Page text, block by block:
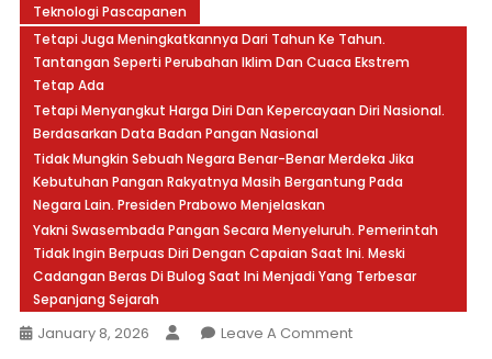
Teknologi Pascapanen
Tetapi Juga Meningkatkannya Dari Tahun Ke Tahun.
Tantangan Seperti Perubahan Iklim Dan Cuaca Ekstrem
Tetap Ada
Tetapi Menyangkut Harga Diri Dan Kepercayaan Diri Nasional.
Berdasarkan Data Badan Pangan Nasional
Tidak Mungkin Sebuah Negara Benar-Benar Merdeka Jika
Kebutuhan Pangan Rakyatnya Masih Bergantung Pada
Negara Lain. Presiden Prabowo Menjelaskan
Yakni Swasembada Pangan Secara Menyeluruh. Pemerintah
Tidak Ingin Berpuas Diri Dengan Capaian Saat Ini. Meski
Cadangan Beras Di Bulog Saat Ini Menjadi Yang Terbesar
Sepanjang Sejarah
January 8, 2026 Leave A CommentOn